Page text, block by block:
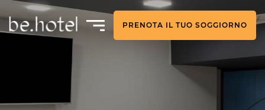
PRENOTA IL TUO SOGGIORNO